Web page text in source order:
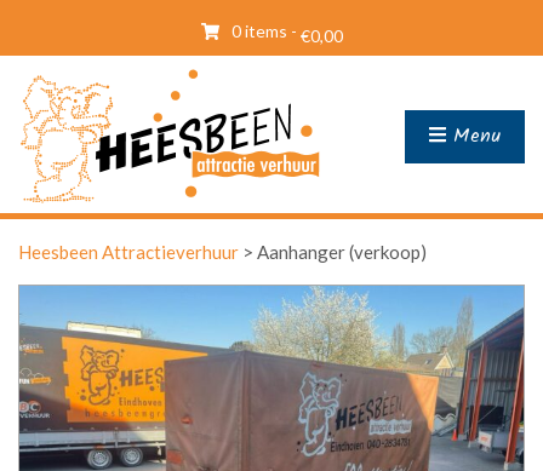
0 items - €0,00
Menu
Heesbeen Attractieverhuur > Aanhanger (verkoop)